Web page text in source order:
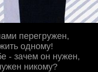
перегружен,
одному!
- зачем он нужен,
никому?